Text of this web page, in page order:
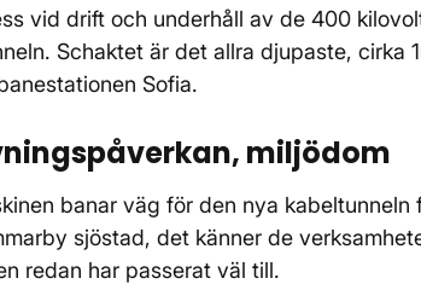
vid drift och underhåll av de 400
Schaktet är det allra djupaste, cirka
Sofia.
miljödom
banar väg för den nya
sjöstad, det känner de
redan har passerat väl till.